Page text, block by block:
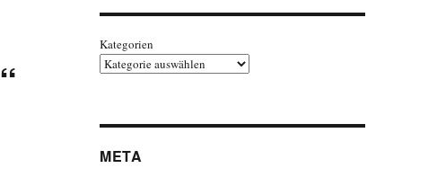
Kategorien
META